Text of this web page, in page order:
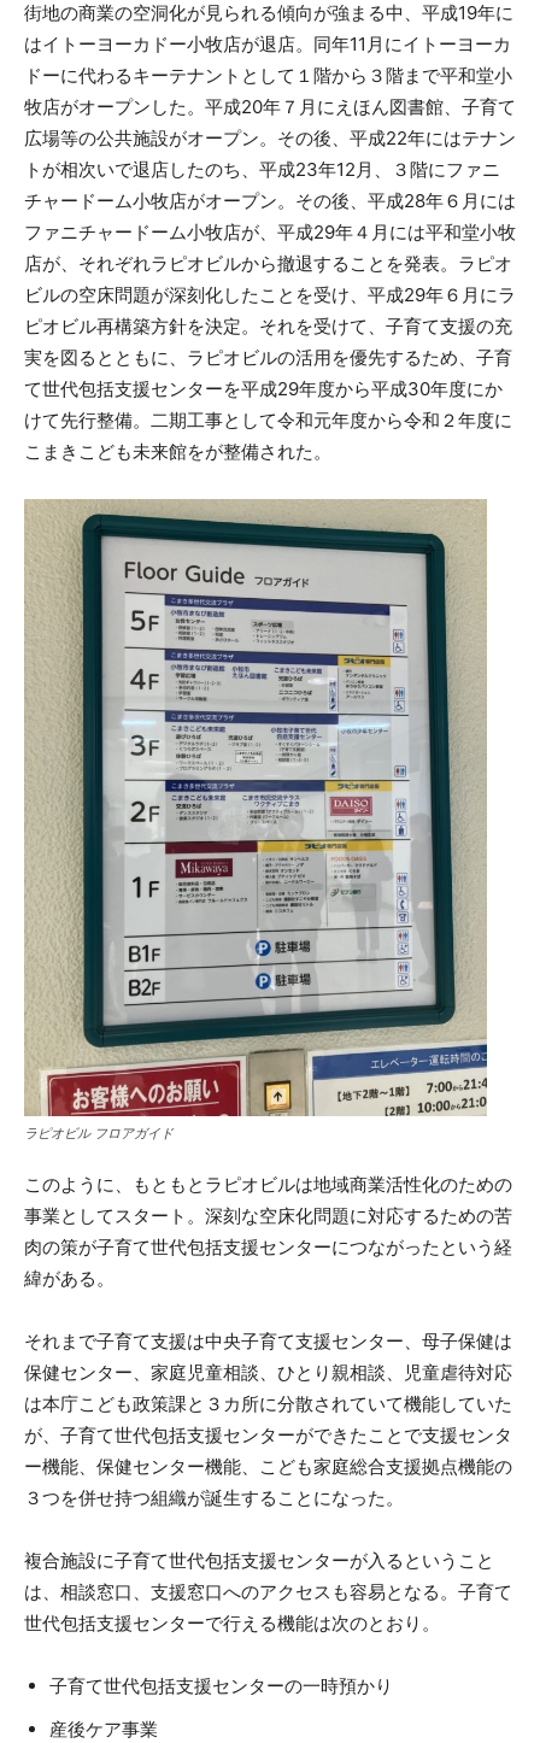
街地の商業の空洞化が見られる傾向が強まる中、平成19年に
はイトーヨーカドー小牧店が退店。同年11月にイトーヨーカ
ドーに代わるキーテナントとして１階から３階まで平和堂小
牧店がオープンした。平成20年７月にえほん図書館、子育て
広場等の公共施設がオープン。その後、平成22年にはテナン
トが相次いで退店したのち、平成23年12月、３階にファニ
チャードーム小牧店がオープン。その後、平成28年６月には
ファニチャードーム小牧店が、平成29年４月には平和堂小牧
店が、それぞれラピオビルから撤退することを発表。ラピオ
ビルの空床問題が深刻化したことを受け、平成29年６月にラ
ピオビル再構築方針を決定。それを受けて、子育て支援の充
実を図るとともに、ラピオビルの活用を優先するため、子育
て世代包括支援センターを平成29年度から平成30年度にか
けて先行整備。二期工事として令和元年度から令和２年度に
こまきこども未来館をが整備された。
ラピオビル フロアガイド
このように、もともとラピオビルは地域商業活性化のための
事業としてスタート。深刻な空床化問題に対応するための苦
肉の策が子育て世代包括支援センターにつながったという経
緯がある。
それまで子育て支援は中央子育て支援センター、母子保健は
保健センター、家庭児童相談、ひとり親相談、児童虐待対応
は本庁こども政策課と３カ所に分散されていて機能していた
が、子育て世代包括支援センターができたことで支援センタ
ー機能、保健センター機能、こども家庭総合支援拠点機能の
３つを併せ持つ組織が誕生することになった。
複合施設に子育て世代包括支援センターが入るということ
は、相談窓口、支援窓口へのアクセスも容易となる。子育て
世代包括支援センターで行える機能は次のとおり。
子育て世代包括支援センターの一時預かり
産後ケア事業